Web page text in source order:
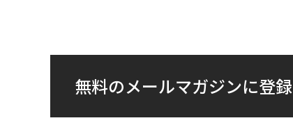
無料のメールマガジンに登録